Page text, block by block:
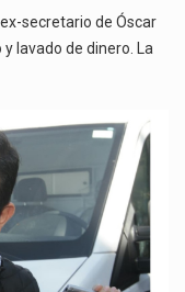
secretario de Óscar
lavado de dinero. La